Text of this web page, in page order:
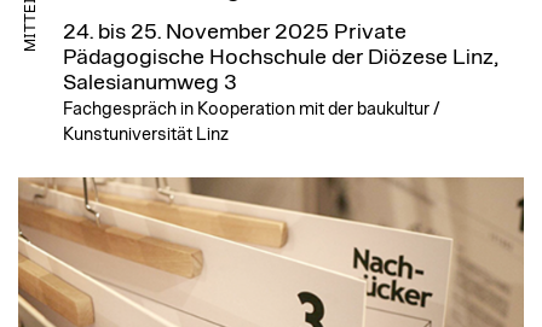
24. bis 25. November 2025 Private
Pädagogische Hochschule der Diözese Linz,
Salesianumweg 3
Fachgespräch in Kooperation mit der baukultur /
Kunstuniversität Linz